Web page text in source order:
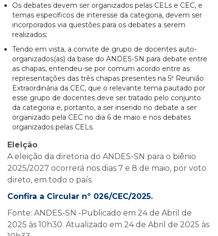
Os debates devem ser organizados pelas CELs e CEC, e
temas específicos de interesse da categoria, devem ser
incorporados via questões para os debates a serem
realizados;
Tendo em vista, a convite de grupo de docentes auto-
organizados(as) da base do ANDES-SN para debate entre
as chapas, entendeu-se por comum acordo entre as
representações das três chapas presentes na 5ª Reunião
Extraordinária da CEC, que o relevante tema pautado por
esse grupo de docentes deve ser tratado pelo conjunto
da categoria e, portanto, a ser inserido no debate a ser
organizado pela CEC no dia 6 de maio e nos debates
organizados pelas CELs.
Eleição
A eleição da diretoria do ANDES-SN para o biênio
2025/2027 ocorrerá nos dias 7 e 8 de maio, por voto
direto, em todo o país.
Confira a Circular nº 026/CEC/2025.
Fonte: ANDES-SN -Publicado em 24 de Abril de
2025 às 10h30. Atualizado em 24 de Abril de 2025 às